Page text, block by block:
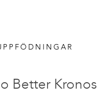
Better Kronos